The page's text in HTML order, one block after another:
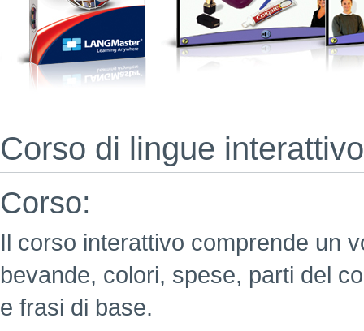
Corso di lingue
Corso:
Il corso interattivo comprende un
bevande, colori, spese, parti del
e frasi di base.